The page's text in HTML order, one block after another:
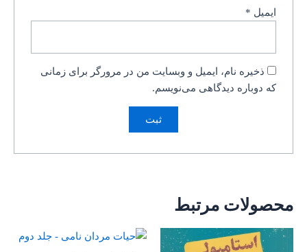
ایمیل *
ذخیره نام، ایمیل و وبسایت من در مرورگر برای زمانی
که دوباره دیدگاهی می‌نویسم.
محصولات مرتبط